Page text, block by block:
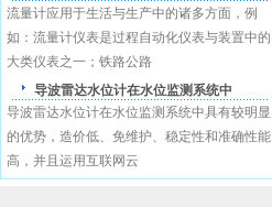
流量计应用于生活与生产中的诸多方面，例
如：流量计仪表是过程自动化仪表与装置中的
大类仪表之一；铁路公路
导波雷达水位计在水位监测系统中
导波雷达水位计在水位监测系统中具有较明显
的优势，造价低、免维护、稳定性和准确性能
高，并且运用互联网云